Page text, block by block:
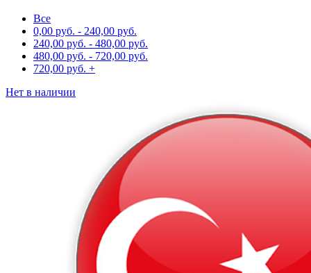
Все
0,00 руб. - 240,00 руб.
240,00 руб. - 480,00 руб.
480,00 руб. - 720,00 руб.
720,00 руб. +
Нет в наличии